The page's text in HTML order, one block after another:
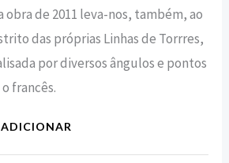
obra de 2011 leva-nos, também, ao
das próprias Linhas de Torrres,
por diversos ângulos e pontos
francês.
ADICIONAR